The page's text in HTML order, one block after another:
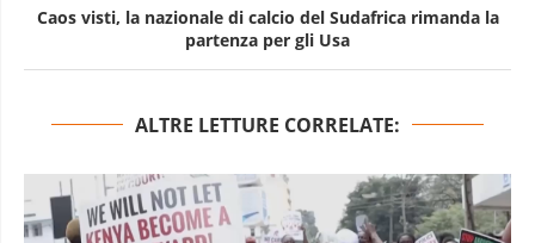
Caos visti, la nazionale di calcio del Sudafrica rimanda la
partenza per gli Usa
ALTRE LETTURE CORRELATE: